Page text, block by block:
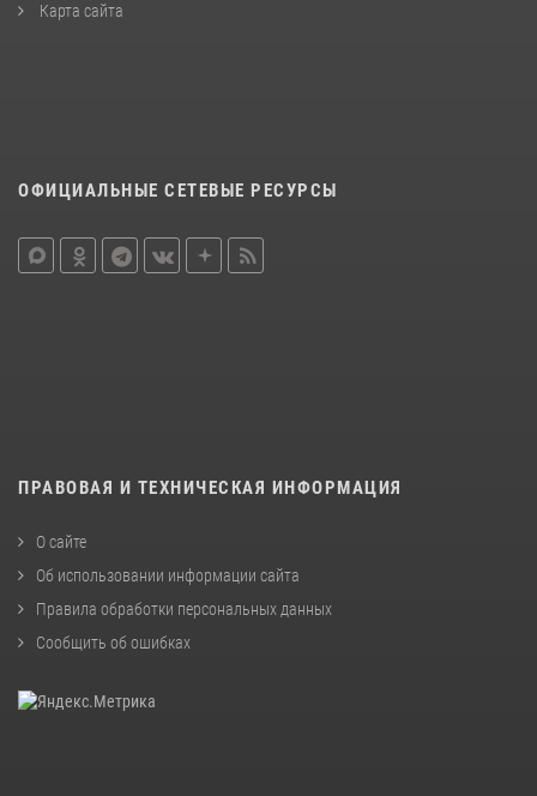
Карта сайта
ОФИЦИАЛЬНЫЕ СЕТЕВЫЕ РЕСУРСЫ
ПРАВОВАЯ И ТЕХНИЧЕСКАЯ ИНФОРМАЦИЯ
О сайте
Об использовании информации сайта
Правила обработки персональных данных
Сообщить об ошибках